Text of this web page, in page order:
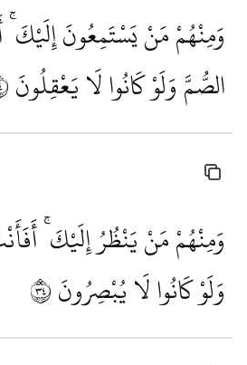
وَمِنْهُمْ مَنْ يَسْتَمِعُونَ إِلَيْكَ
الصُّمَّ وَلَوْ كَانُوا لَا يَعْقِلُونَ
وَمِنْهُمْ مَنْ يَنْظُرُ إِلَيْكَ
وَلَوْ كَانُوا لَا يُبْصِرُونَ٤٣